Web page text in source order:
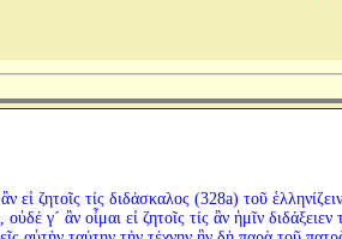
εἰ ζητοῖς τίς διδάσκαλος (328a) τοῦ
οὐδέ γ´ ἂν οἶμαι εἰ ζητοῖς τίς ἂν ἡμῖν διδάξειεν